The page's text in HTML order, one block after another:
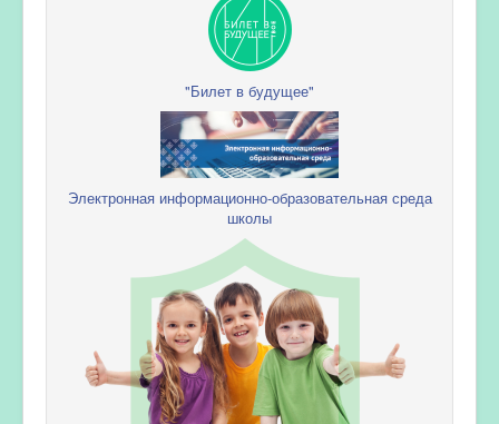
"Билет в будущее"
Электронная информационно-образовательная среда
школы